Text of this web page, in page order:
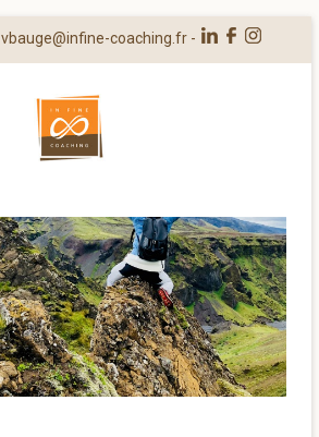
vbauge@infine-coaching.fr-